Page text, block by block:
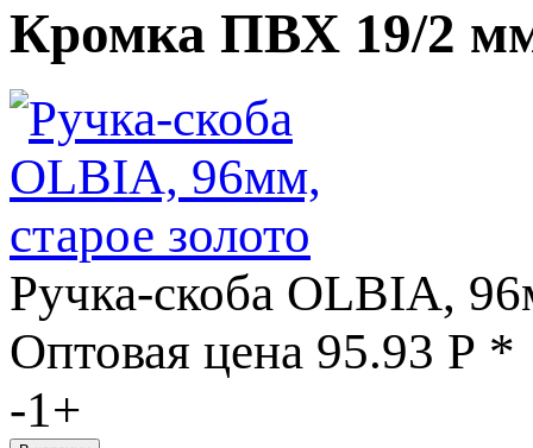
Кромка ПВХ 19/2
Ручка-скоба OLBIA,
Оптовая цена 95.93 Р *
-1+